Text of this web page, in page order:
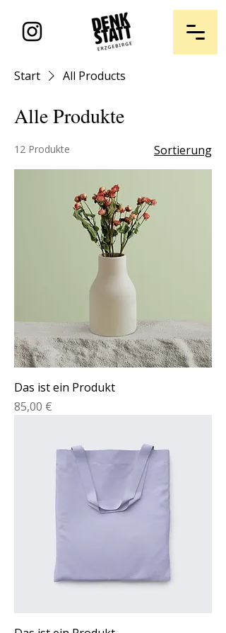
Start All Products
Alle Produkte
12 Produkte Sortierung
Das ist ein Produkt
Preis
85,00 €